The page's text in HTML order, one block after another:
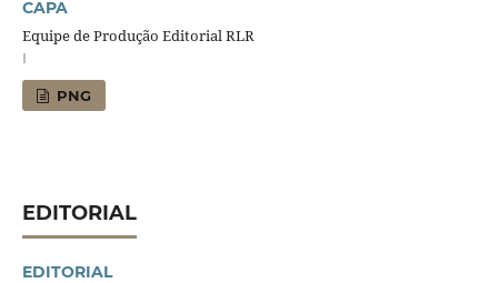
CAPA
Equipe de Produção Editorial RLR
I
PNG
EDITORIAL
EDITORIAL